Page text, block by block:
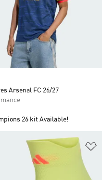
Arsenal FC 26/27
26 kit Available!
přání